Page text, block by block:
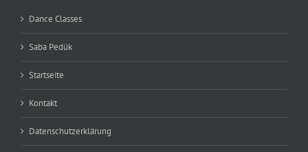
Dance Classes
Saba Pedük
Startseite
Kontakt
Datenschutzerklärung